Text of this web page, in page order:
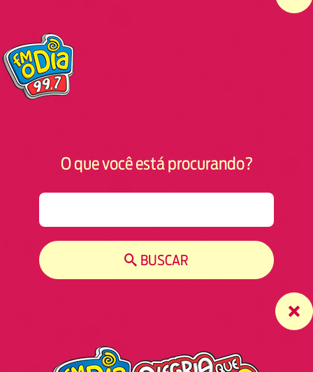
O que você está procurando?
BUSCAR